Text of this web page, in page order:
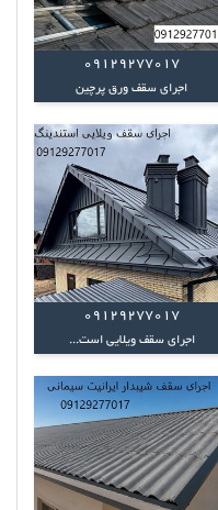
09129277017
اجرای سقف ورق پرچین
09129277017
اجرای سقف ویلایی است...